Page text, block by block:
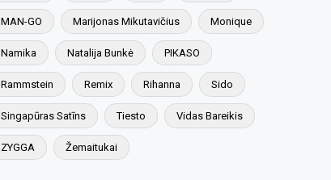
MAN-GO Marijonas Mikutavičius Monique
Namika Natalija Bunkė PIKASO
Rammstein Remix Rihanna Sido
Singapūras Satīns Tiesto Vidas Bareikis
ZYGGA Žemaitukai